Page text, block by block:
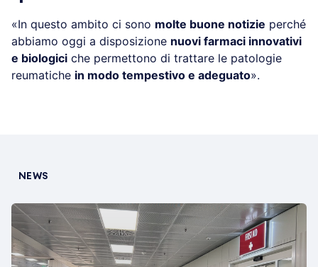
«In questo ambito ci sono molte buone notizie perché
abbiamo oggi a disposizione nuovi farmaci innovativi
e biologici che permettono di trattare le patologie
reumatiche in modo tempestivo e adeguato».
NEWS